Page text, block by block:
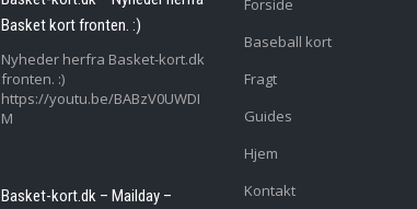
Basket kort fronten. :)
Nyheder herfra Basket-kort.dk
fronten. :)
https://youtu.be/BABzV0UWDI
M
Basket-kort.dk – Mailday –
Forside
Baseball kort
Fragt
Guides
Hjem
Kontakt